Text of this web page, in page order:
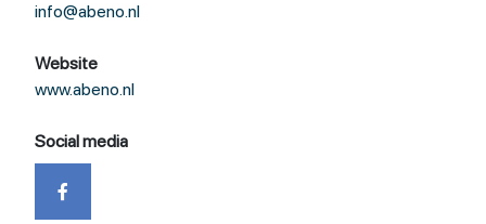
info@abeno.nl
Website
www.abeno.nl
Social media